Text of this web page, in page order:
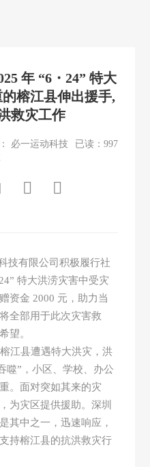
年 “6・24” 特大
榕江县伸出援手,
救灾工作
必一运动科技
已读：997
有限公司积极履行社
特大洪涝灾害中受灾
资金 2000 元，助力当
全部用于此次灾害救
望。​
江县遭遇特大洪灾，洪
噬”，小区、学校、办公
。面对突如其来的灾
为灾区提供援助。深圳
其中之一，迅速响应，
持榕江县的抗洪救灾行